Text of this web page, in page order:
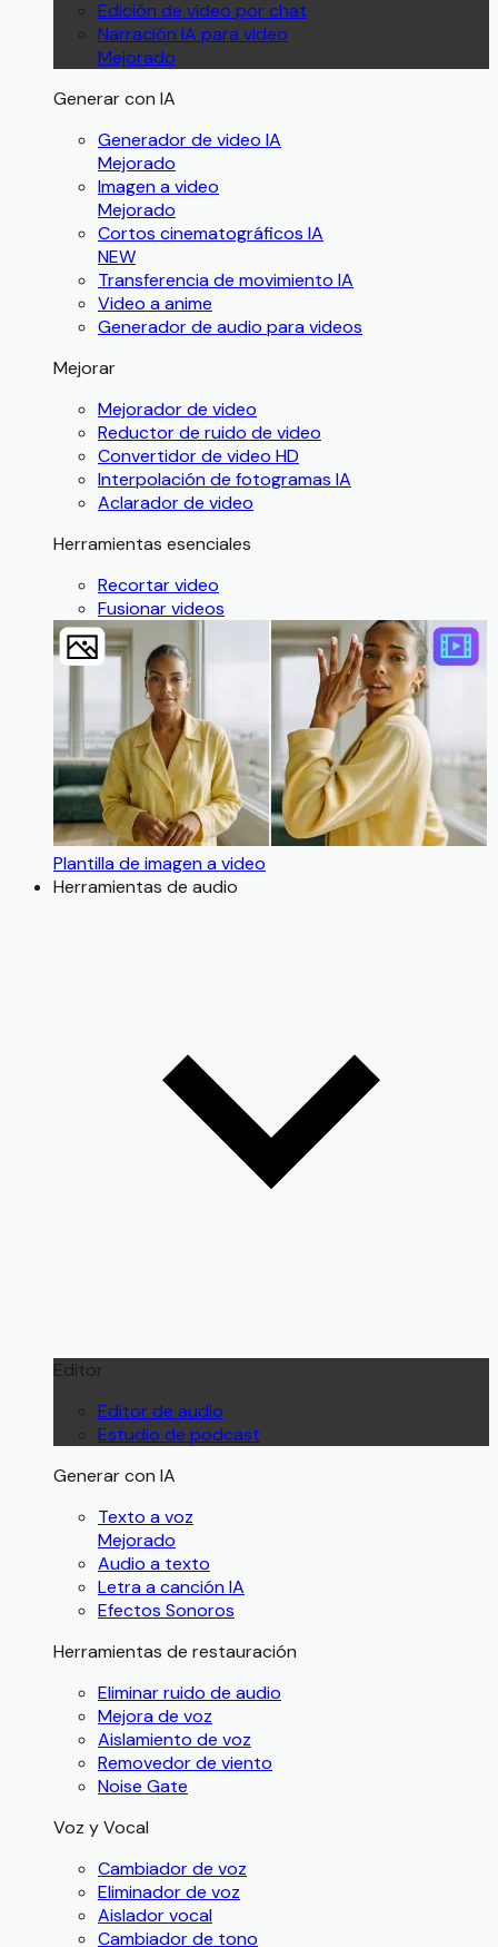
Edición de video por chat
Narración IA para video
Mejorado
Generar con IA
Generador de video IA
Mejorado
Imagen a video
Mejorado
Cortos cinematográficos IA
NEW
Transferencia de movimiento IA
Video a anime
Generador de audio para videos
Mejorar
Mejorador de video
Reductor de ruido de video
Convertidor de video HD
Interpolación de fotogramas IA
Aclarador de video
Herramientas esenciales
Recortar video
Fusionar videos
Plantilla de imagen a video
Herramientas de audio
Editor
Editor de audio
Estudio de podcast
Generar con IA
Texto a voz
Mejorado
Audio a texto
Letra a canción IA
Efectos Sonoros
Herramientas de restauración
Eliminar ruido de audio
Mejora de voz
Aislamiento de voz
Removedor de viento
Noise Gate
Voz y Vocal
Cambiador de voz
Eliminador de voz
Aislador vocal
Cambiador de tono